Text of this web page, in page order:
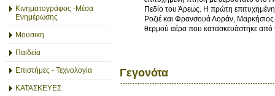
Κινηματογράφος -Μέσα
Ενημέρωσης
Μουσικη
Παιδεία
Επιστήμες - Τεχνολογία
ΚΑΤΑΣΚΕΥΕΣ
Πεδίο του Άρεως. Η πρώτη
Ροζιέ και Φρανσουά Λοράν,
θερμού αέρα που κατασκευάστηκε
Γεγονότα